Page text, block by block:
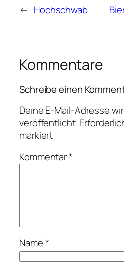
← Hochschwab
Kommentare
Schreibe einen
Deine E-Mail-Adresse
veröffentlicht.
markiert
Kommentar*
Name*